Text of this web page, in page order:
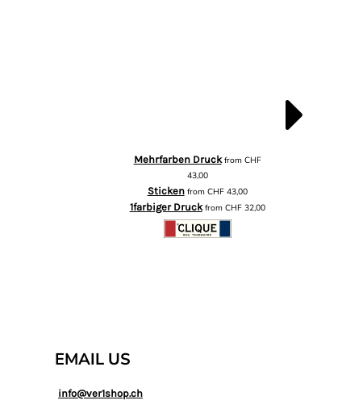
Mehrfarben Druckfrom CHF
43,00
Stickenfrom CHF43,00
1farbiger Druckfrom CHF32,00
EMAIL US
info@ver1shop.ch